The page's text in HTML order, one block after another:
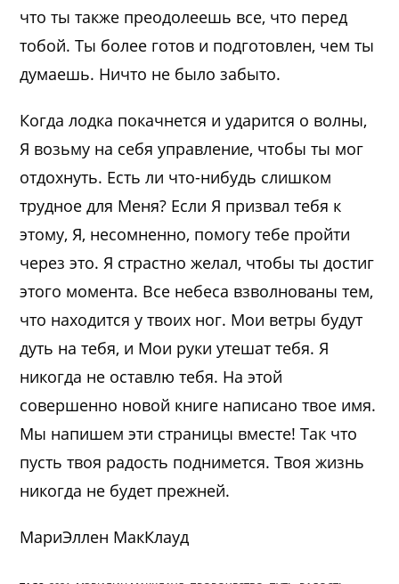
что ты также преодолеешь все, что перед
тобой. Ты более готов и подготовлен, чем ты
думаешь. Ничто не было забыто.
Когда лодка покачнется и ударится о волны,
Я возьму на себя управление, чтобы ты мог
отдохнуть. Есть ли что-нибудь слишком
трудное для Меня? Если Я призвал тебя к
этому, Я, несомненно, помогу тебе пройти
через это. Я страстно желал, чтобы ты достиг
этого момента. Все небеса взволнованы тем,
что находится у твоих ног. Мои ветры будут
дуть на тебя, и Мои руки утешат тебя. Я
никогда не оставлю тебя. На этой
совершенно новой книге написано твое имя.
Мы напишем эти страницы вместе! Так что
пусть твоя радость поднимется. Твоя жизнь
никогда не будет прежней.
МариЭллен МакКлауд